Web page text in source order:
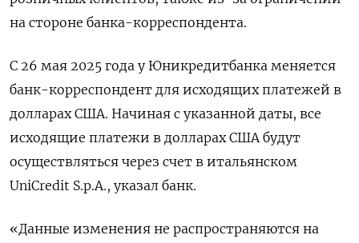
на стороне банка-корреспондента.
C 26 мая 2025 года у Юникредитбанка меняется
банк-корреспондент для исходящих платежей в
долларах США. Начиная с указанной даты, все
исходящие платежи в долларах США будут
осуществляться через счет в итальянском
UniCredit S.p.A., указал банк.
«Данные изменения не распространяются на